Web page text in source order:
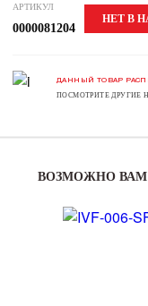
АРТИКУЛ
0000081204
НЕТ В
ДАННЫЙ ТОВАР
ПОСМОТРИТЕ ДРУГИЕ
ВОЗМОЖНО ВАМ